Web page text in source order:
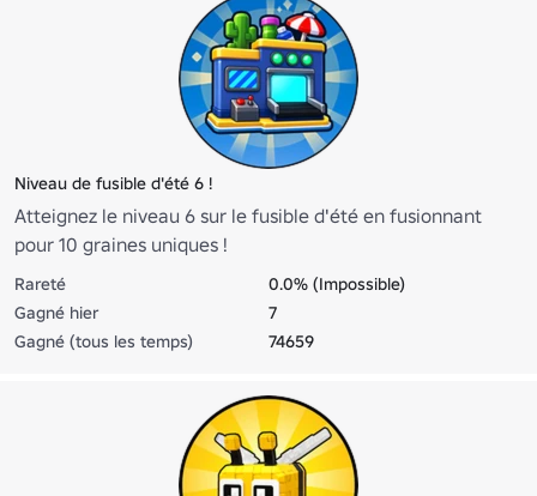
Niveau de fusible d'été 6 !
Atteignez le niveau 6 sur le fusible d'été en fusionnant
pour 10 graines uniques !
Rareté
0.0% (Impossible)
Gagné hier
7
Gagné (tous les temps)
74659